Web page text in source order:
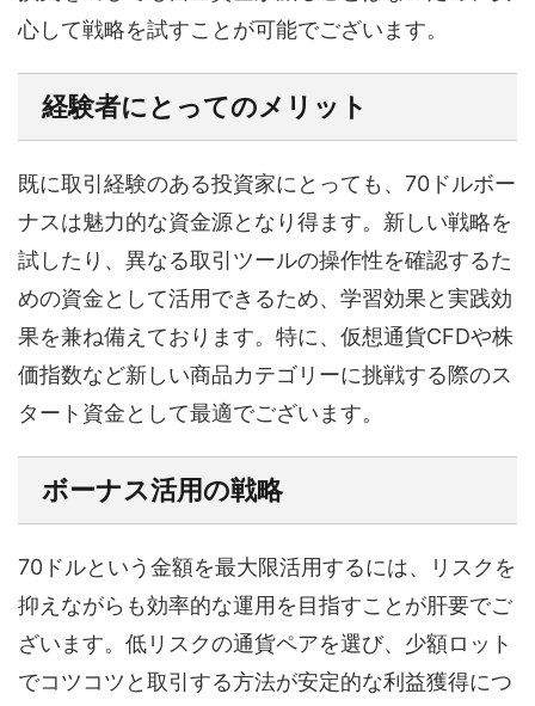
心して戦略を試すことが可能でございます。
経験者にとってのメリット
既に取引経験のある投資家にとっても、70ドルボー
ナスは魅力的な資金源となり得ます。新しい戦略を
試したり、異なる取引ツールの操作性を確認するた
めの資金として活用できるため、学習効果と実践効
果を兼ね備えております。特に、仮想通貨CFDや株
価指数など新しい商品カテゴリーに挑戦する際のス
タート資金として最適でございます。
ボーナス活用の戦略
70ドルという金額を最大限活用するには、リスクを
抑えながらも効率的な運用を目指すことが肝要でご
ざいます。低リスクの通貨ペアを選び、少額ロット
でコツコツと取引する方法が安定的な利益獲得につ